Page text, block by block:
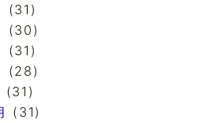
(31)
(30)
(31)
(28)
(31)
(31)